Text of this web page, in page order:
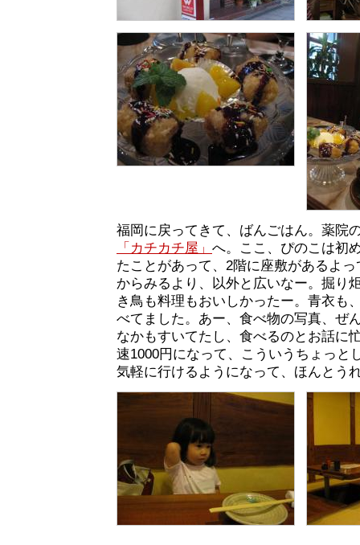
福岡に戻ってきて、ばんごはん。薬院
「カチカチ屋」 へ。ここ、ぴのこは初
たことがあって、2階に座敷があるよ
からみるより、以外と広いなー。掘り
き鳥も料理もおいしかったー。青衣も
べてました。あー、食べ物の写真、ぜ
なかもすいてたし、食べるのとお話に
速1000円になって、こういうちょっと
気軽に行けるようになって、ほんとう